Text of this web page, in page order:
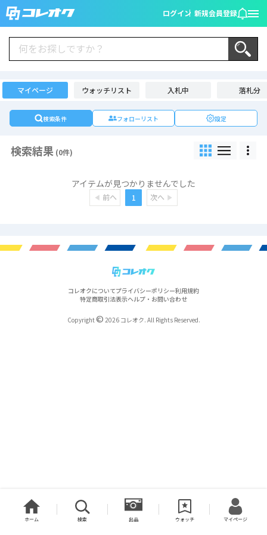
ログイン 新規会員登録
マイページ ウォッチリスト 入札中 落札分
検索条件 フォローリスト 設定
検索結果 (0件)
アイテムが見つかりませんでした
前へ 1 次へ
コレオクについてプライバシーポリシー利用規約
特定商取引法表示ヘルプ・お問い合わせ
Copyright© 2026 コレオク. All Rights Reserved.
ホーム 検索 出品 ウォッチ マイページ